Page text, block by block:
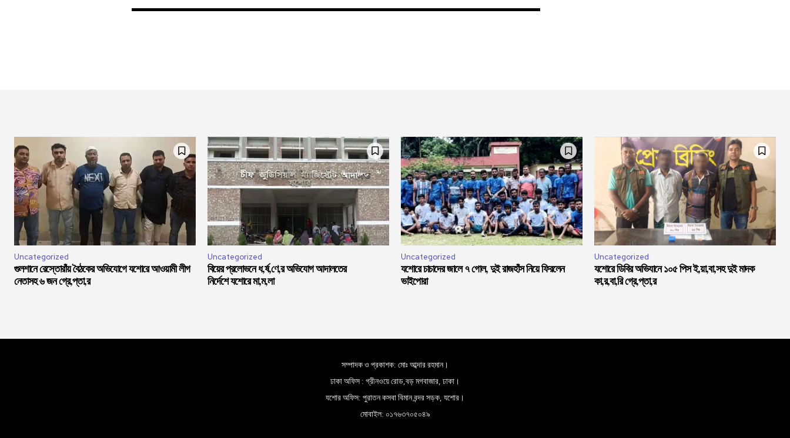
Uncategorized
গুলশানে রেস্তোরাঁয় বৈঠকের অভিযোগে যশোরে আওয়ামী লীগ
নেতাসহ ৬ জন গ্রে,প্তা,র
Uncategorized
বিয়ের প্রলোভনে ধ,র্ষ,ণে,র অভিযোগ আদালতের
নির্দেশে যশোরে মা,ম,লা
Uncategorized
যশোরে চাচাদের জালে ৭ গোল, দুই রাজহাঁস নিয়ে ফিরলেন
ভাইপোরা
Uncategorized
যশোরে ডিবির অভিযানে ১০৫ পিস ই,য়া,বা,সহ দুই মাদক
কা,র,বা,রি গ্রে,প্তা,র
সম্পাদক ও প্রকাশক: মোঃ আব্দার রহমান।
ঢাকা অফিস : গ্রীনওয়ে রোড,বড় মগবাজার, ঢাকা।
যশোর অফিস: পুরাতন কসবা বিমান বন্দর সড়ক, যশোর।
মোবাইল: ০১৭৬৩৭০৫০৪৯